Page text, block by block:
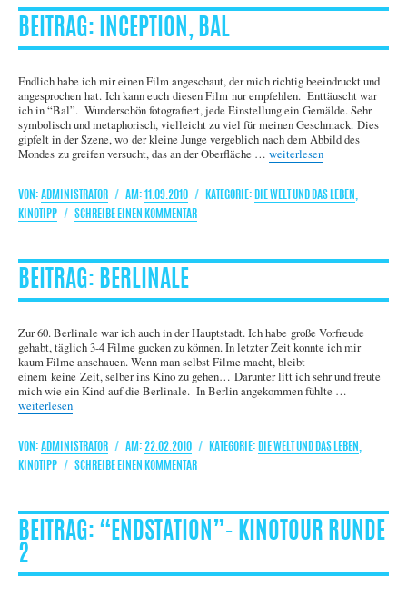
INCEPTION, BAL
Endlich habe ich mir einen Film angeschaut, der mich richtig beeindruckt und
angesprochen hat. Ich kann euch diesen Film nur empfehlen. Enttäuscht war
ich in “Bal”. Wunderschön fotografiert, jede Einstellung ein Gemälde. Sehr
symbolisch und metaphorisch, vielleicht zu viel für meinen Geschmack. Dies
gipfelt in der Szene, wo der kleine Junge vergeblich nach dem Abbild des
Mondes zu greifen versucht, das an der Oberfläche …„Inception, Bal“
weiterlesen
AUTOR
ADMINISTRATOR
VERÖFFENTLICHT
AM
11.09.2010 KATEGORIEN
DIE WELT UND DAS LEBEN,
KINOTIPP
SCHREIBE EINEN KOMMENTARZU
BERLINALE
Zur 60. Berlinale war ich auch in der Hauptstadt. Ich habe große Vorfreude
gehabt, täglich 3-4 Filme gucken zu können. In letzter Zeit konnte ich mir
kaum Filme anschauen. Wenn man selbst Filme macht, bleibt
einem keine Zeit, selber ins Kino zu gehen… Darunter litt ich sehr und freute
mich wie ein Kind auf die Berlinale. In Berlin angekommen fühlte …
„Berlinale“
weiterlesen
AUTOR
ADMINISTRATOR
VERÖFFENTLICHT
AM
22.02.2010 KATEGORIEN
DIE WELT UND DAS LEBEN,
KINOTIPP
SCHREIBE EINEN KOMMENTARZU
“ENDSTATION”- KINOTOUR RUNDE
2